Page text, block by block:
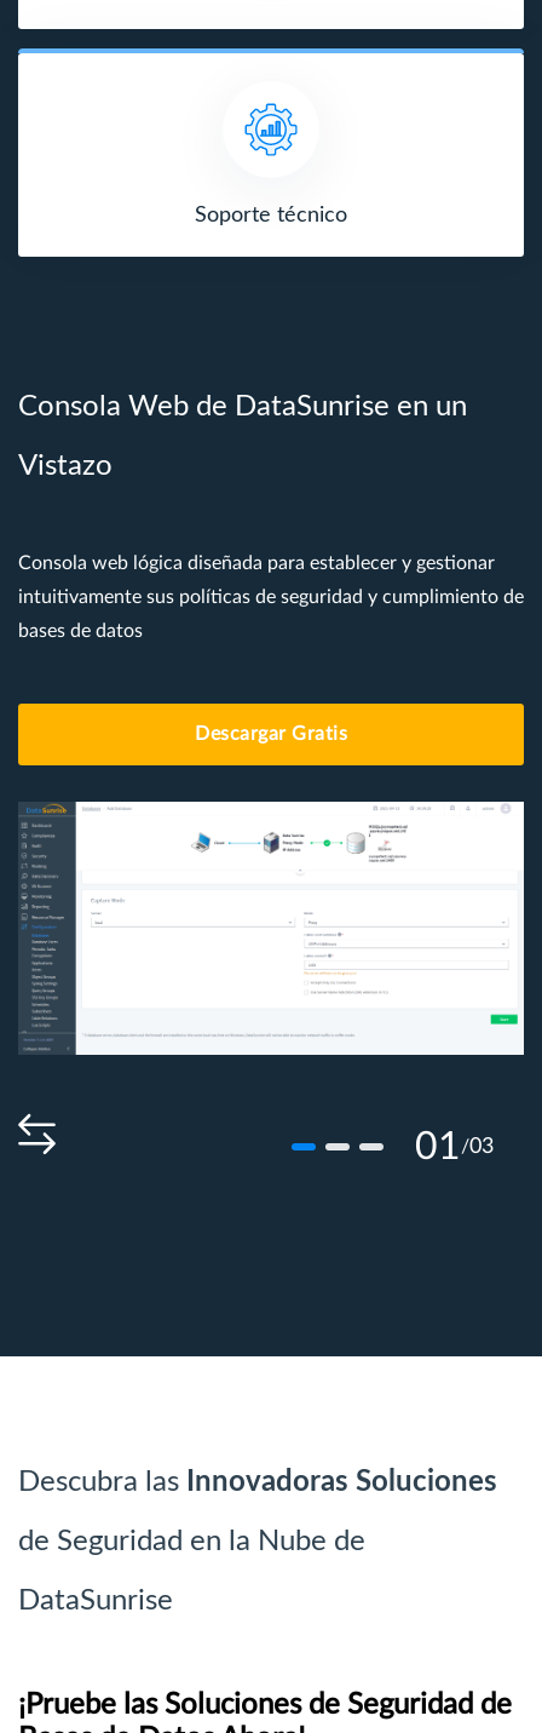
Soporte técnico
Consola Web de DataSunrise en un
Vistazo
Consola web lógica diseñada para establecer y gestionar
intuitivamente sus políticas de seguridad y cumplimiento de
bases de datos
Descargar Gratis
01/03
Descubra las Innovadoras Soluciones
de Seguridad en la Nube de
DataSunrise
¡Pruebe las Soluciones de Seguridad de